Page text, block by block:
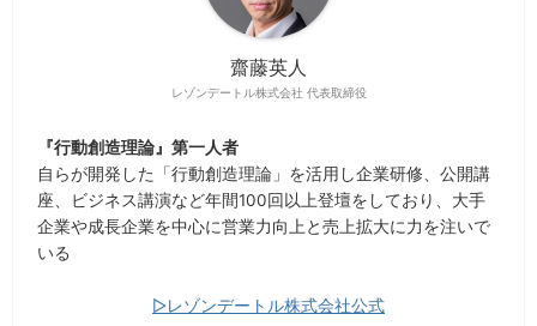
齋藤英人
レゾンデートル株式会社 代表取締役
『行動創造理論』第一人者
自らが開発した「行動創造理論」を活用し企業研修、公開講
座、ビジネス講演など年間100回以上登壇をしており、大手
企業や成長企業を中心に営業力向上と売上拡大に力を注いで
いる
▷レゾンデートル株式会社公式